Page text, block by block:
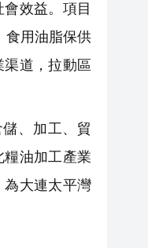
效益。項目
食用油脂保供
道，拉動區
、加工、貿
油加工產業
為大連太平灣